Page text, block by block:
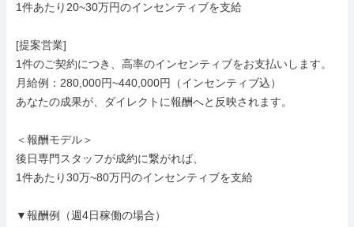
1件あたり20~30万円のインセンティブを支給
[提案営業]
1件のご契約につき、高率のインセンティブをお支払いします。
月給例：280,000円~440,000円（インセンティブ込）
あなたの成果が、ダイレクトに報酬へと反映されます。
＜報酬モデル＞
後日専門スタッフが成約に繋がれば、
1件あたり30万~80万円のインセンティブを支給
▼報酬例（週4日稼働の場合）